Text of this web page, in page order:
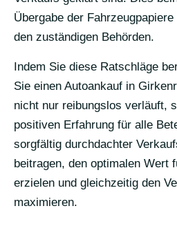
Übergabe der
den zuständigen Behörden.
Indem Sie diese Ratschläge
Sie einen Autoankauf in
nicht nur reibungslos verläuft,
positiven Erfahrung für alle
sorgfältig durchdachter
beitragen, den optimalen Wert
erzielen und gleichzeitig den
maximieren.